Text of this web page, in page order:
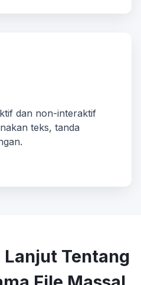
dan non-interaktif
teks, tanda
Tentang